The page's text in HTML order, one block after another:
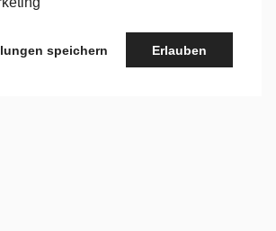
speichern Erlauben